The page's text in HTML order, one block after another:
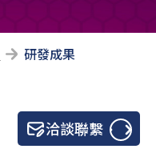
研發成果
洽談聯繫